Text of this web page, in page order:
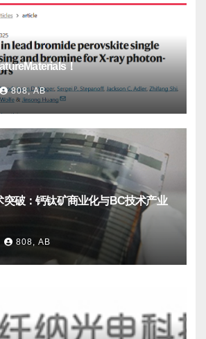
！
808, AB
突破：钙钛矿商业化与BC技术产业
808, AB